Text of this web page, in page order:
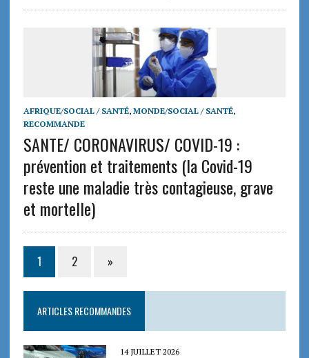
AFRIQUE/SOCIAL / SANTÉ, MONDE/SOCIAL / SANTÉ,
RECOMMANDE
SANTE/ CORONAVIRUS/ COVID-19 :
prévention et traitements (la Covid-19
reste une maladie très contagieuse, grave
et mortelle)
1 2 »
ARTICLES RECOMMANDES
14 JUILLET 2026